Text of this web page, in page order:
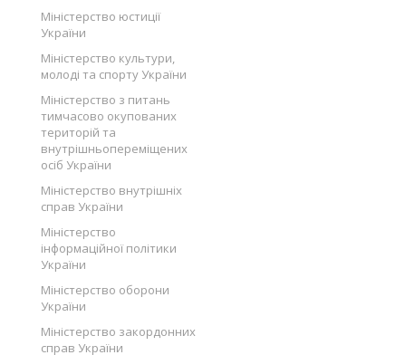
Міністерство юстиції
України
Міністерство культури,
молоді та спорту України
Міністерство з питань
тимчасово окупованих
територій та
внутрішньопереміщених
осіб України
Міністерство внутрішніх
справ України
Міністерство
інформаційної політики
України
Міністерство оборони
України
Міністерство закордонних
справ України